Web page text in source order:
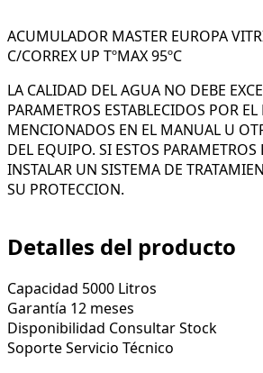
ACUMULADOR MASTER EUROPA
C/CORREX UP TºMAX 95ºC
LA CALIDAD DEL AGUA NO DEBE
PARAMETROS ESTABLECIDOS POR EL
MENCIONADOS EN EL MANUAL U
DEL EQUIPO. SI ESTOS PARAMETROS
INSTALAR UN SISTEMA DE
SU PROTECCION.
Detalles del producto
Capacidad 5000 Litros
Garantía 12 meses
Disponibilidad Consultar Stock
SoporteServicio Técnico